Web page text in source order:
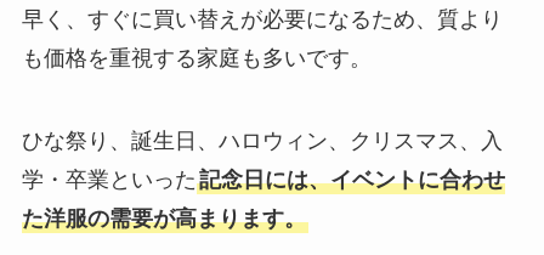
早く、すぐに買い替えが必要になるため、質より
も価格を重視する家庭も多いです。
ひな祭り、誕生日、ハロウィン、クリスマス、入
学・卒業といった記念日には、イベントに合わせ
た洋服の需要が高まります。